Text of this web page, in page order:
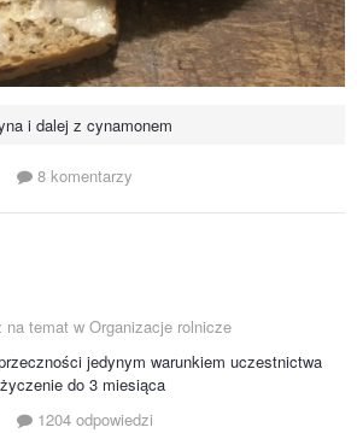
i dalej z cynamonem
8 komentarzy
na temat w Organizacje rolnicze
jedynym warunkiem uczestnictwa
do 3 miesiąca
1204 odpowiedzi